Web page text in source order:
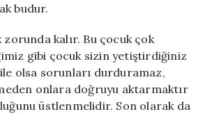
budur.
kalır. Bu çocuk çok
gibi çocuk sizin yetiştirdiğiniz
olsa sorunları durduramaz,
onlara doğruyu aktarmaktır
üstlenmelidir. Son olarak da